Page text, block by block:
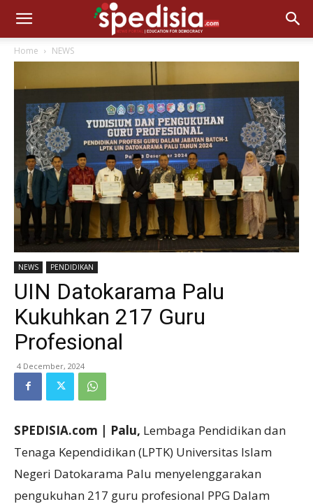
Home NEWS
NEWS PENDIDIKAN
UIN Datokarama Palu
Kukuhkan 217 Guru
Profesional
4 December, 2024
SPEDISIA.com | Palu, Lembaga Pendidikan dan
Tenaga Kependidikan (LPTK) Universitas Islam
Negeri Datokarama Palu menyelenggarakan
pengukuhan 217 guru profesional PPG Dalam